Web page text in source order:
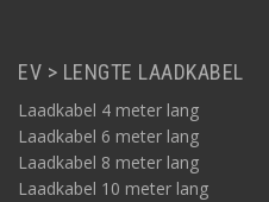
EV > LENGTE LAADKABEL
Laadkabel 4 meter lang
Laadkabel 6 meter lang
Laadkabel 8 meter lang
Laadkabel 10 meter lang